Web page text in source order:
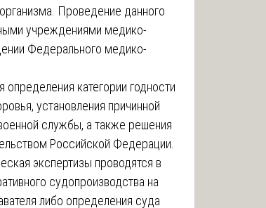
Проведение данного
учреждениями медико-
Федерального медико-
определения категории годности
установления причинной
службы, а также решения
Российской Федерации.
экспертизы проводятся в
судопроизводства на
либо определения суда